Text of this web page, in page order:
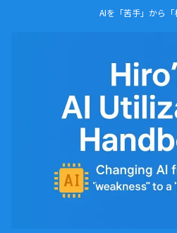
AIを「苦手」から「